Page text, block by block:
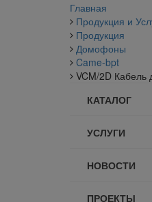
Главная
Продукция и
Продукция
Домофоны
Came-bpt
VCM/2D
КАТАЛОГ
УСЛУГИ
НОВОСТИ
ПРОЕКТЫ